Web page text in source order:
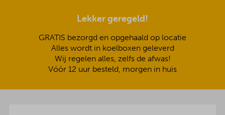
Lekker geregeld!
GRATIS bezorgd en opgehaald op locatie
Alles wordt in koelboxen geleverd
Wij regelen alles, zelfs de afwas!
Vóór 12 uur besteld, morgen in huis